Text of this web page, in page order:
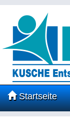
Startseite